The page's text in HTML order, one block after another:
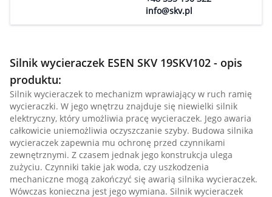
info@skv.pl
Silnik wycieraczek ESEN SKV 19SKV102 - opis
produktu:
Silnik wycieraczek to mechanizm wprawiający w ruch ramię
wycieraczki. W jego wnętrzu znajduje się niewielki silnik
elektryczny, który umożliwia pracę wycieraczek. Jego awaria
całkowicie uniemożliwia oczyszczanie szyby. Budowa silnika
wycieraczek zapewnia mu ochronę przed czynnikami
zewnętrznymi. Z czasem jednak jego konstrukcja ulega
zużyciu. Czynniki takie jak woda, czy uszkodzenia
mechaniczne mogą zakończyć się awarią silnika wycieraczek.
Wówczas konieczna jest jego wymiana. Silnik wycieraczek